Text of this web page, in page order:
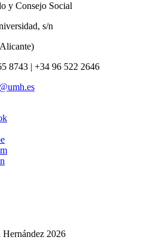
y Consejo Social
s/n
8743 | +34 96 522 2646
2026